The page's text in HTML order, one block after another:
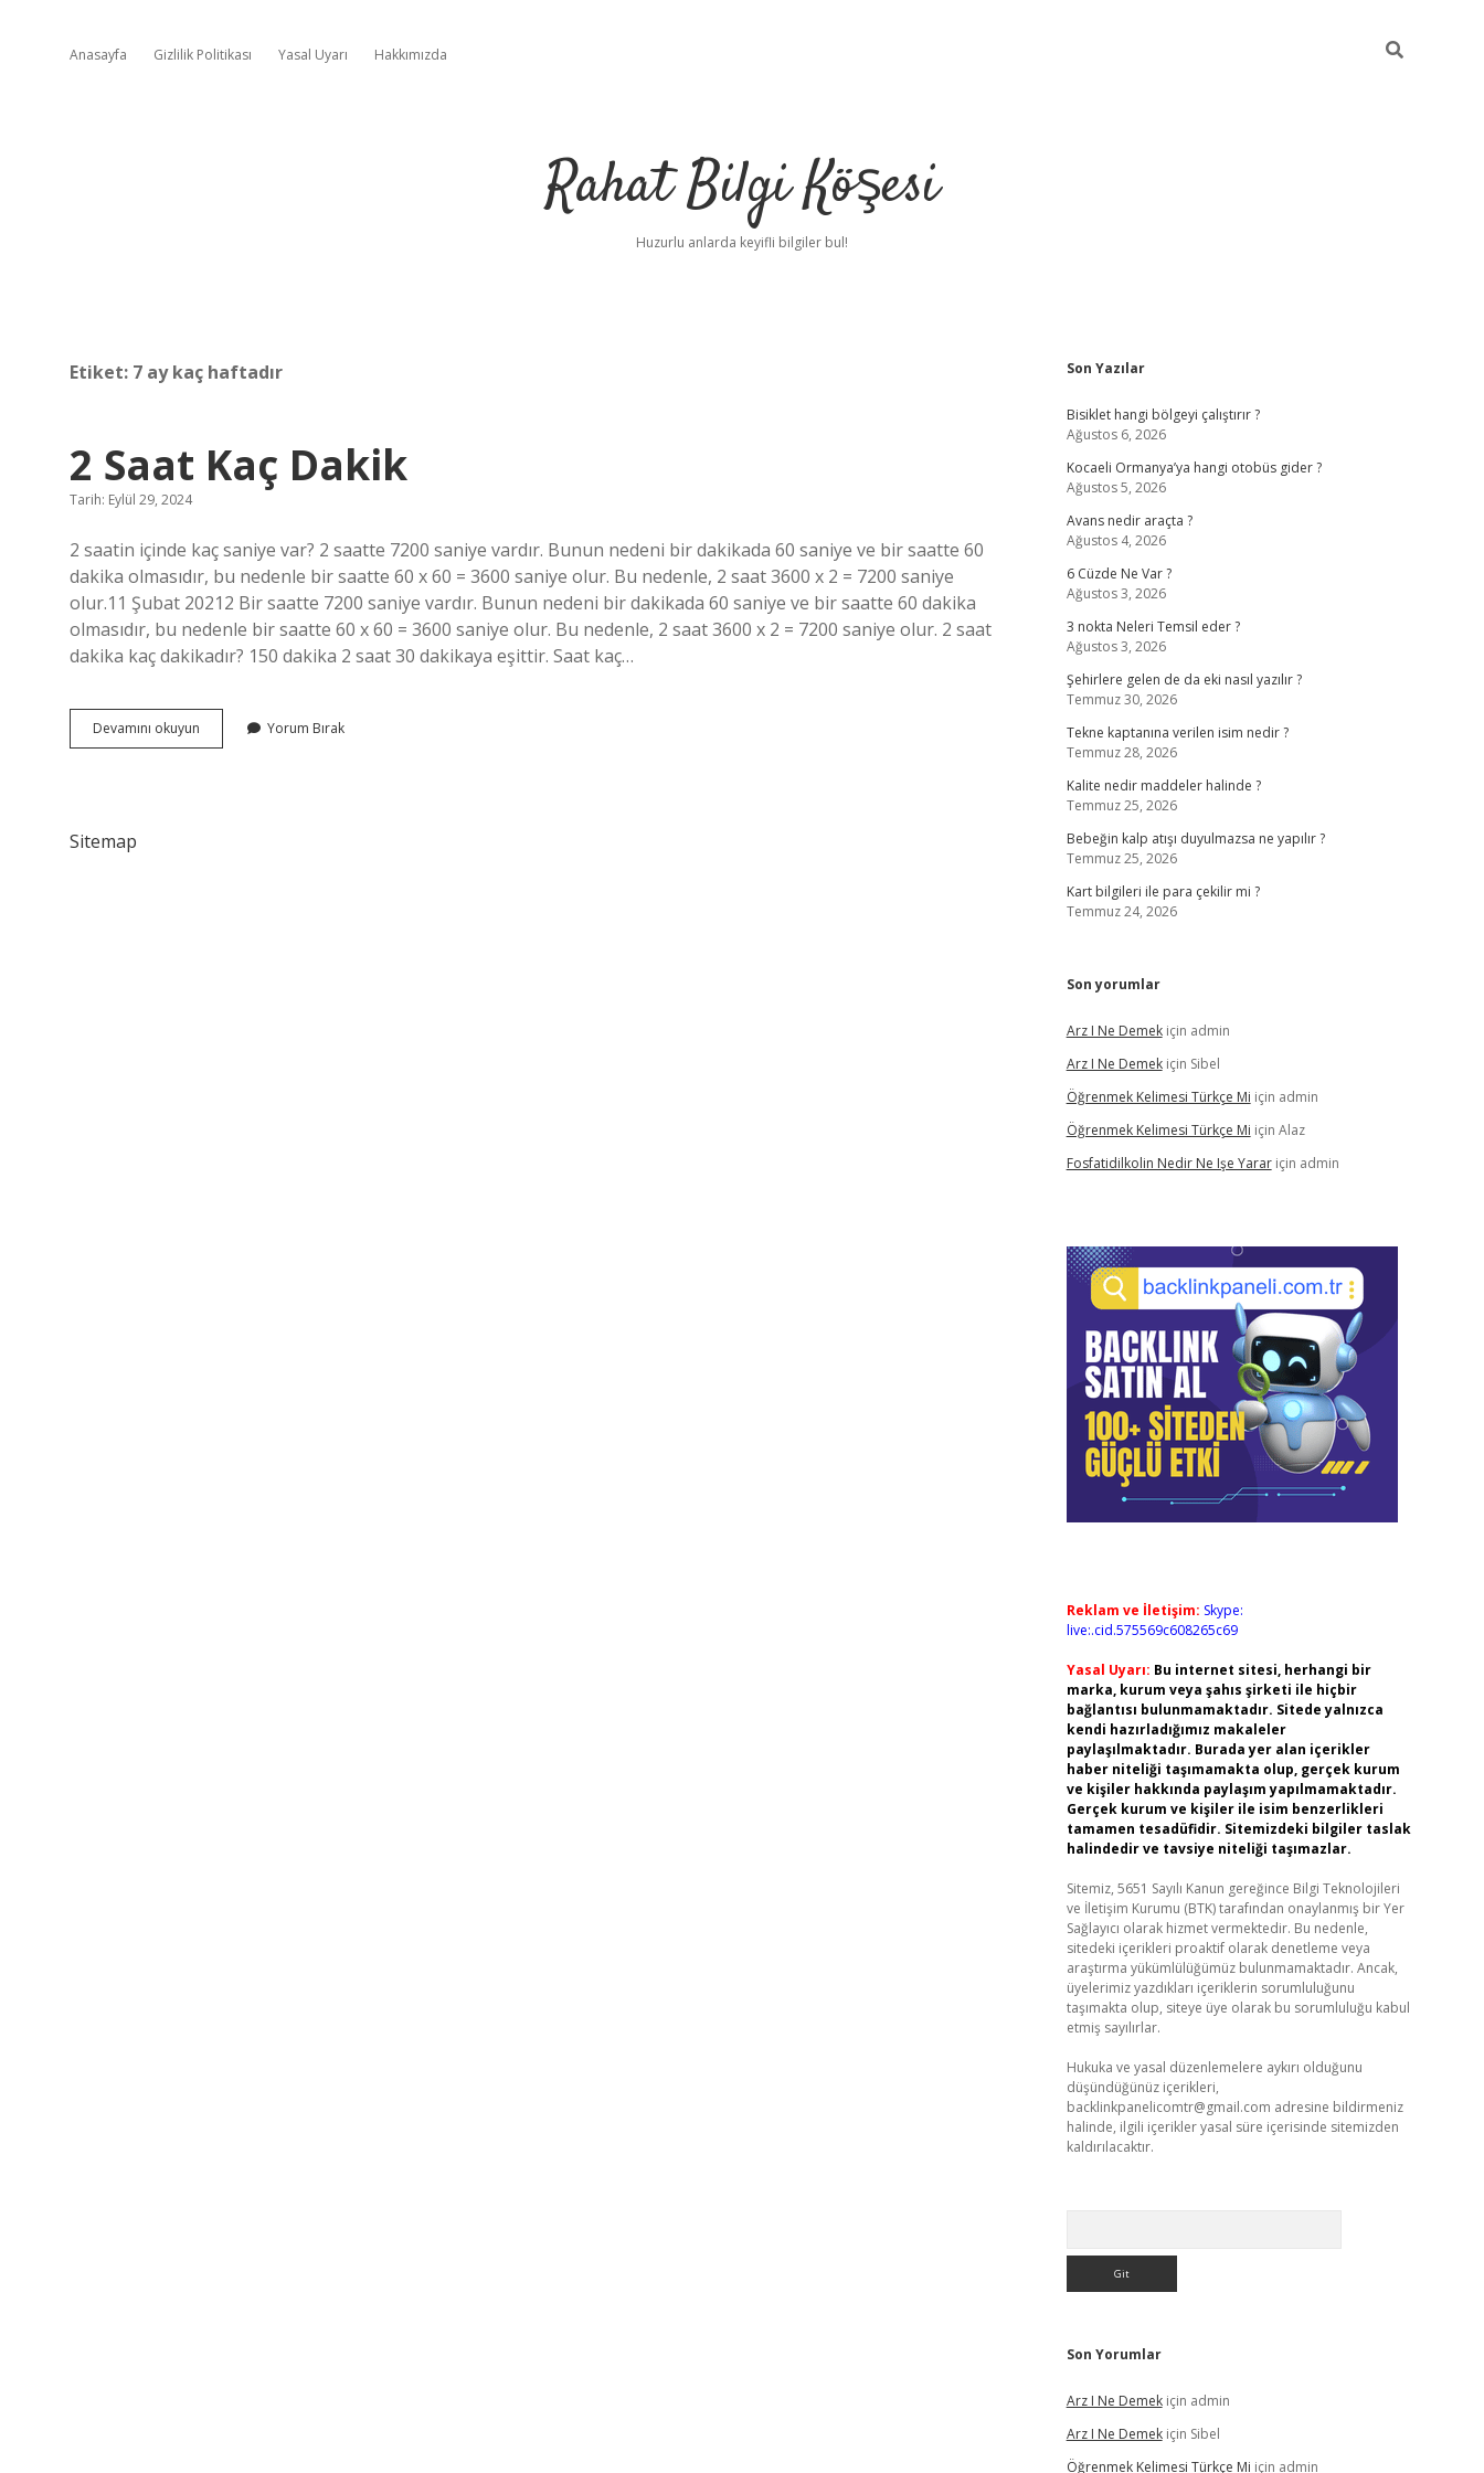
Anasayfa Gizlilik Politikası Yasal Uyarı Hakkımızda
Rahat Bilgi Köşesi
Huzurlu anlarda keyifli bilgiler bul!
Etiket: 7 ay kaç haftadır
2 Saat Kaç Dakik
Tarih: Eylül 29, 2024
2 saatin içinde kaç saniye var? 2 saatte 7200 saniye vardır. Bunun nedeni bir dakikada 60 saniye ve bir saatte 60
dakika olmasıdır, bu nedenle bir saatte 60 x 60 = 3600 saniye olur. Bu nedenle, 2 saat 3600 x 2 = 7200 saniye
olur.11 Şubat 20212 Bir saatte 7200 saniye vardır. Bunun nedeni bir dakikada 60 saniye ve bir saatte 60 dakika
olmasıdır, bu nedenle bir saatte 60 x 60 = 3600 saniye olur. Bu nedenle, 2 saat 3600 x 2 = 7200 saniye olur. 2 saat
dakika kaç dakikadır? 150 dakika 2 saat 30 dakikaya eşittir. Saat kaç…
Devamını okuyun
Saat
Yorum Bırak
Sitemap
Sidebar
Son Yazılar
Bisiklet hangi bölgeyi çalıştırır ?
Ağustos 6, 2026
Kocaeli Ormanya’ya hangi otobüs gider ?
Ağustos 5, 2026
Avans nedir araçta ?
Ağustos 4, 2026
6 Cüzde Ne Var ?
Ağustos 3, 2026
3 nokta Neleri Temsil eder ?
Ağustos 3, 2026
Şehirlere gelen de da eki nasıl yazılır ?
Temmuz 30, 2026
Tekne kaptanına verilen isim nedir ?
Temmuz 28, 2026
Kalite nedir maddeler halinde ?
Temmuz 25, 2026
Bebeğin kalp atışı duyulmazsa ne yapılır ?
Temmuz 25, 2026
Kart bilgileri ile para çekilir mi ?
Temmuz 24, 2026
Son yorumlar
Arz I Ne Demekiçin admin
Arz I Ne Demekiçin Sibel
Öğrenmek Kelimesi Türkçe Mi için admin
Öğrenmek Kelimesi Türkçe Mi için Alaz
Fosfatidilkolin Nedir Ne Işe Yarariçin admin
Reklam ve İletişim: Skype:
live:.cid.575569c608265c69
Yasal Uyarı: Bu internet sitesi, herhangi bir
marka, kurum veya şahıs şirketi ile hiçbir
bağlantısı bulunmamaktadır. Sitede yalnızca
kendi hazırladığımız makaleler
paylaşılmaktadır. Burada yer alan içerikler
haber niteliği taşımamakta olup, gerçek kurum
ve kişiler hakkında paylaşım yapılmamaktadır.
Gerçek kurum ve kişiler ile isim benzerlikleri
tamamen tesadüfidir. Sitemizdeki bilgiler taslak
halindedir ve tavsiye niteliği taşımazlar.
Sitemiz, 5651 Sayılı Kanun gereğince Bilgi Teknolojileri
ve İletişim Kurumu (BTK) tarafından onaylanmış bir Yer
Sağlayıcı olarak hizmet vermektedir. Bu nedenle,
sitedeki içerikleri proaktif olarak denetleme veya
araştırma yükümlülüğümüz bulunmamaktadır. Ancak,
üyelerimiz yazdıkları içeriklerin sorumluluğunu
taşımakta olup, siteye üye olarak bu sorumluluğu kabul
etmiş sayılırlar.
Hukuka ve yasal düzenlemelere aykırı olduğunu
düşündüğünüz içerikleri,
backlinkpanelicomtr@gmail.com adresine bildirmeniz
halinde, ilgili içerikler yasal süre içerisinde sitemizden
kaldırılacaktır.
Son Yorumlar
Arz I Ne Demekiçin admin
Arz I Ne Demekiçin Sibel
Öğrenmek Kelimesi Türkçe Mi için admin